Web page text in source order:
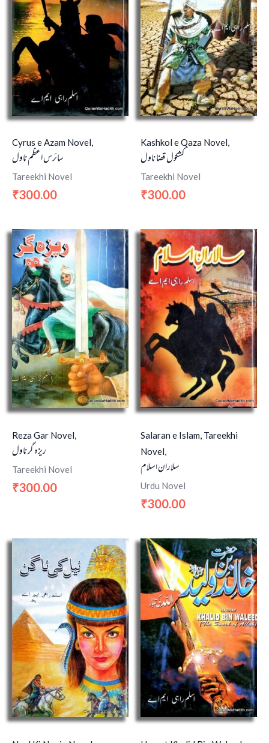
Cyrus e Azam Novel,
سائرس اعظم ناول
Tareekhi Novel
₹300.00
Kashkol e Qaza Novel,
کشکول قضا ناول
Tareekhi Novel
₹300.00
Reza Gar Novel,
ریزہ گر ناول
Tareekhi Novel
₹300.00
Salaran e Islam, Tareekhi
Novel,
سلاران اسلام
Urdu Novel
₹300.00